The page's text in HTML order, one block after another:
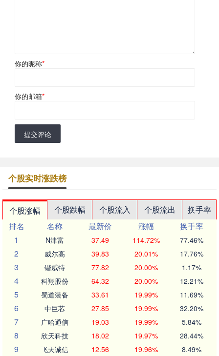
你的昵称*
你的邮箱*
提交评论
个股实时涨跌榜
个股涨幅 个股跌幅 个股流入 个股流出
换手率
排名
名称 最新价 涨幅
换手率
1
N津富 37.49 114.72% 77.46%
2 威尔高 39.83 20.01% 17.76%
3 锴威特 77.82 20.00% 1.17%
4 科翔股份 64.32 20.00% 12.21%
5 蜀道装备 33.61 19.99% 11.69%
6 中巨芯 27.85 19.99% 32.20%
7 广哈通信 19.03 19.99% 5.84%
8 欣天科技 18.02 19.97% 28.44%
9 飞天诚信 12.56 19.96% 8.49%